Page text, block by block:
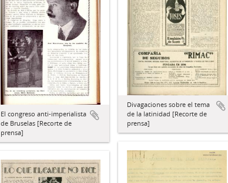
Divagaciones sobre el tema
de la latinidad [Recorte de
prensa]
El congreso anti-imperialista
de Bruselas [Recorte de
prensa]